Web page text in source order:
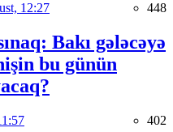
12:27 448
Bakı gələcəyə
bu günün
402